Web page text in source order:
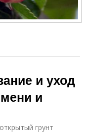
и уход
и
грунт